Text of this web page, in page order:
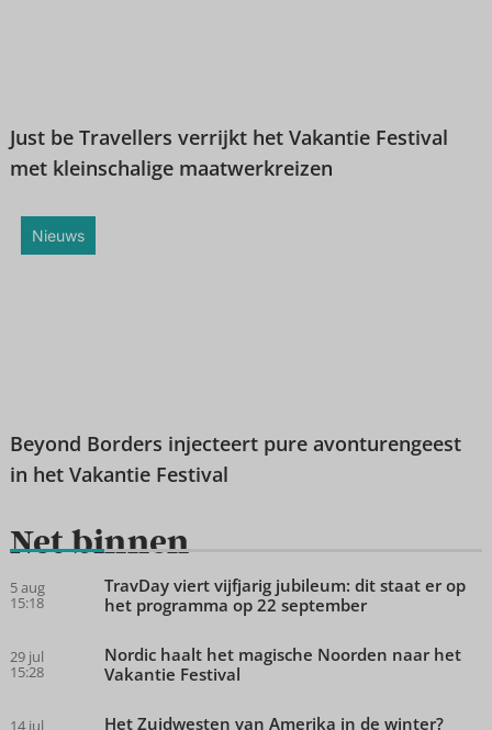
Just be Travellers verrijkt het Vakantie Festival
met kleinschalige maatwerkreizen
Nieuws
Beyond Borders injecteert pure avonturengeest
in het Vakantie Festival
Net binnen
5 aug
15:18
TravDay viert vijfjarig jubileum: dit staat er op
het programma op 22 september
29 jul
15:28
Nordic haalt het magische Noorden naar het
Vakantie Festival
14 jul
Het Zuidwesten van Amerika in de winter?